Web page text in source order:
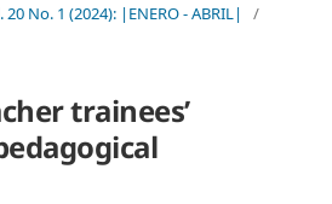
20 No. 1 (2024): |ENERO - ABRIL|
/
trainees’